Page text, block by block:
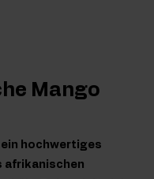
Mango
hochwertiges
afrikanischen